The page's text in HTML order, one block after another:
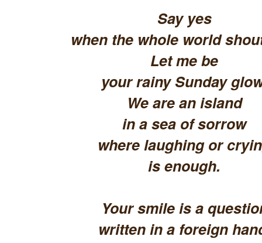
Say yes
when the whole world
Let me be
your rainy Sunday
We are an island
in a sea of sorrow
where laughing or
is enough.
Your smile is a
written in a foreign